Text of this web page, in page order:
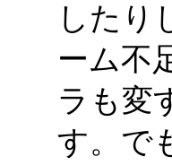
したり
ーム不
ラも変
す。で